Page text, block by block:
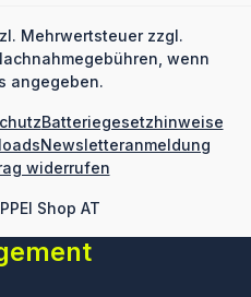
Mehrwertsteuer zzgl.
wenn
angegeben.
Shop AT
Batteriegesetzhinweise
Newsletteranmeldung
widerrufen